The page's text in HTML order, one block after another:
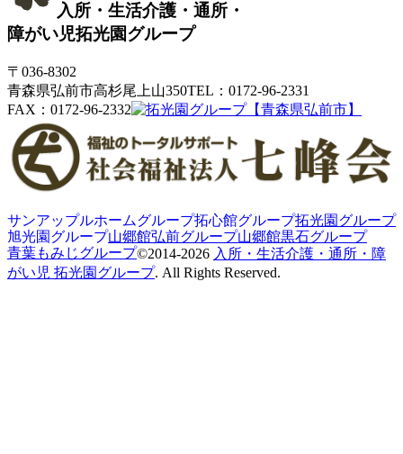
入所・生活介護・通所・
障がい児拓光園グループ
〒036-8302
青森県弘前市高杉尾上山350TEL：0172-96-2331
FAX：0172-96-2332
サンアップルホームグループ拓心館グループ拓光園グループ
旭光園グループ山郷館弘前グループ山郷館黒石グループ
青葉もみじグループ©2014-2026 入所・生活介護・通所・障
がい児 拓光園グループ. All Rights Reserved.